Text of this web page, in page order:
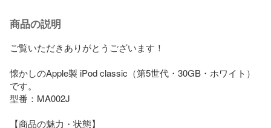
商品の説明
ご覧いただきありがとうございます！
懐かしのApple製 iPod classic（第5世代・30GB・ホワイト）
です。
型番：MA002J
【商品の魅力・状態】